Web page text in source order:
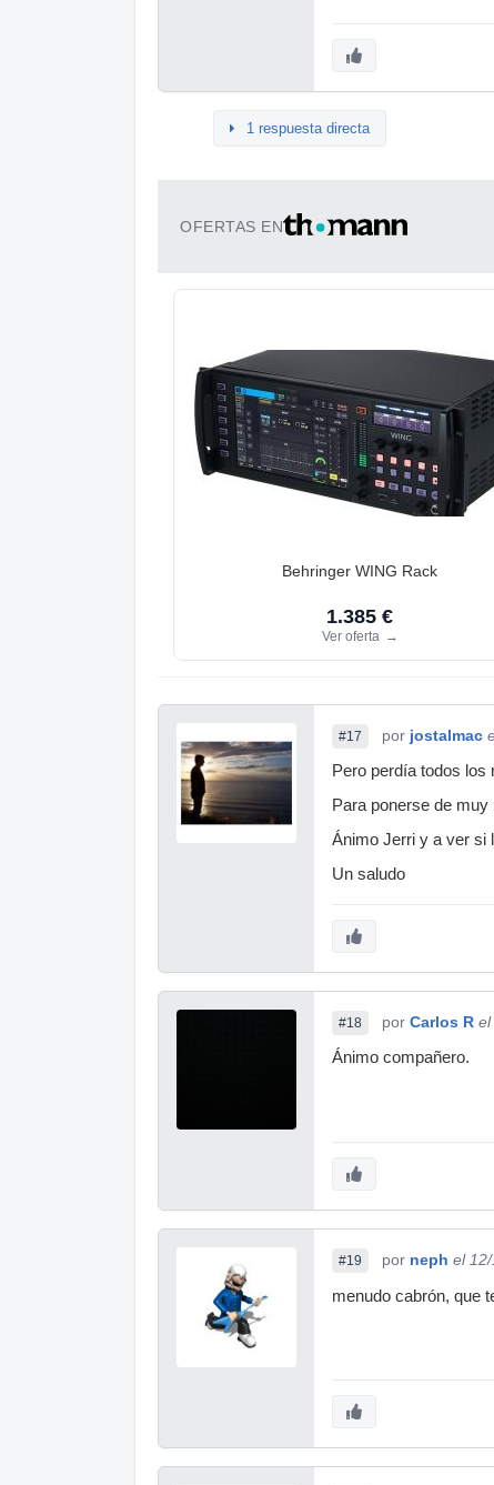
1 respuesta directa
OFERTAS EN
Behringer WING Rack
1.385 €
Ver oferta →
#17 por jostalmac
Pero perdía todos los
Para ponerse de muy
Ánimo Jerri y a ver si
Un saludo
#18 por Carlos R el
Ánimo compañero.
#19 por neph el
menudo cabrón, que